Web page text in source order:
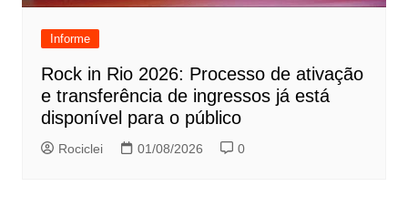
Informe
Rock in Rio 2026: Processo de ativação
e transferência de ingressos já está
disponível para o público
Rociclei 01/08/2026 0